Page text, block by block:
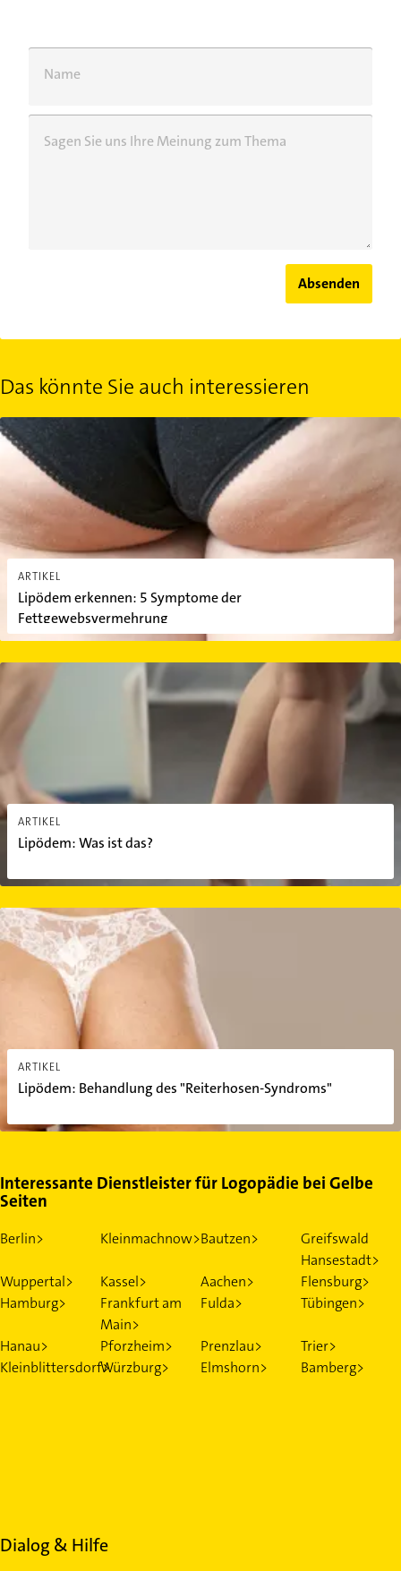
Name
Sagen Sie uns Ihre Meinung zum Thema
Absenden
Das könnte Sie auch interessieren
ARTIKEL
Lipödem erkennen: 5 Symptome der
Fettgewebsvermehrung
Lipödem erkennen: 5 Symptome der Fettgewebsvermehrung
ARTIKEL
Lipödem: Was ist das?
Lipödem: Was ist das?
ARTIKEL
Lipödem: Behandlung des "Reiterhosen-Syndroms"
Lipödem: Behandlung des "Reiterhosen-Syndroms"
Interessante Dienstleister für Logopädie bei Gelbe
Seiten
Berlin> Kleinmachnow>Bautzen>
Greifswald
Hansestadt>
Wuppertal>
Kassel> Aachen>
Flensburg>
Hamburg>
Frankfurt am
Main>
Fulda> Tübingen>
Hanau> Pforzheim> Prenzlau>
Trier>
Kleinblittersdorf>Würzburg> Elmshorn> Bamberg>
Dialog & Hilfe